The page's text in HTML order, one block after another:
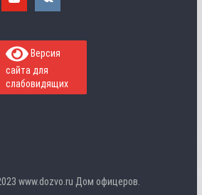
Версия
сайта для
слабовидящих
www.dozvo.ru Дом офицеров.